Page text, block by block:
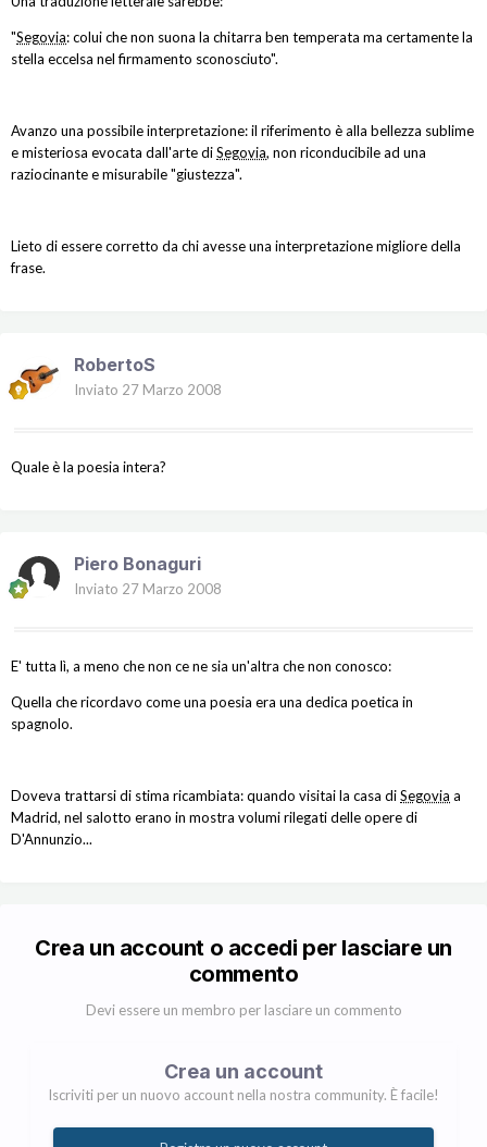
"Segovia: colui che non suona la chitarra ben temperata ma certamente la
stella eccelsa nel firmamento sconosciuto".
Avanzo una possibile interpretazione: il riferimento è alla bellezza sublime
e misteriosa evocata dall'arte diSegovia, non riconducibile ad una
raziocinante e misurabile "giustezza".
Lieto di essere corretto da chi avesse una interpretazione migliore della
frase.
RobertoS
Inviato 27 Marzo 2008
Quale è la poesia intera?
Piero Bonaguri
Inviato 27 Marzo 2008
E' tutta lì, a meno che non ce ne sia un'altra che non conosco:
Quella che ricordavo come una poesia era una dedica poetica in
spagnolo.
Doveva trattarsi di stima ricambiata: quando visitai la casa diSegovia a
Madrid, nel salotto erano in mostra volumi rilegati delle opere di
D'Annunzio...
Crea un account o accedi per lasciare un
commento
Devi essere un membro per lasciare un commento
Crea un account
Iscriviti per un nuovo account nella nostra community. È facile!